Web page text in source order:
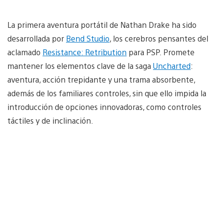
La primera aventura portátil de Nathan Drake ha sido
desarrollada por Bend Studio, los cerebros pensantes del
aclamado Resistance: Retribution para PSP. Promete
mantener los elementos clave de la saga Uncharted:
aventura, acción trepidante y una trama absorbente,
además de los familiares controles, sin que ello impida la
introducción de opciones innovadoras, como controles
táctiles y de inclinación.